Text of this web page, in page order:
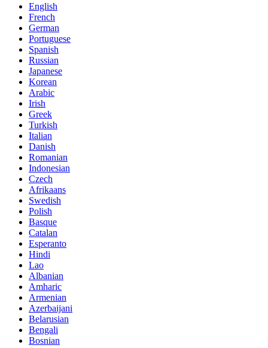
English
French
German
Portuguese
Spanish
Russian
Japanese
Korean
Arabic
Irish
Greek
Turkish
Italian
Danish
Romanian
Indonesian
Czech
Afrikaans
Swedish
Polish
Basque
Catalan
Esperanto
Hindi
Lao
Albanian
Amharic
Armenian
Azerbaijani
Belarusian
Bengali
Bosnian